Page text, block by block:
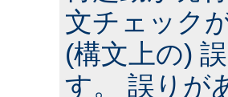
文チェック
(構文上の)
す。 誤りが